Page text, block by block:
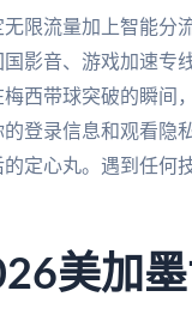
限流量加上智能分
影音、游戏加速专
西带球突破的瞬间
登录信息和观看隐
定心丸。遇到任何
美加